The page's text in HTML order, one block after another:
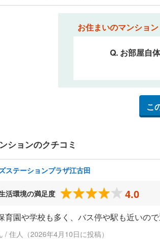
お住まいのマンショ
Q. お部屋自
こ
ションのクチコミ
ステーションプラザ江古田
活環境の満足度 4.0
育園や学校も多く、バス停や駅も近いので
/ 住人（2026年4月10日に投稿）